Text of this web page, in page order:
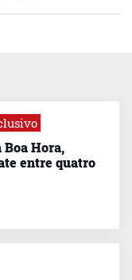
Boa Hora,
entre quatro